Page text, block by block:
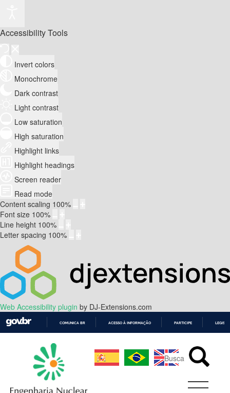
Accessibility Tools
Invert colors
Monochrome
Dark contrast
Light contrast
Low saturation
High saturation
Highlight links
Highlight headings
Screen reader
Read mode
Content scaling 100%
Font size 100%
Line height 100%
Letter spacing 100%
Web Accessibility plugin by DJ-Extensions.com
CONTEÚDO
COMUNICA BR ACESSO À INFORMAÇÃO PARTICIPE